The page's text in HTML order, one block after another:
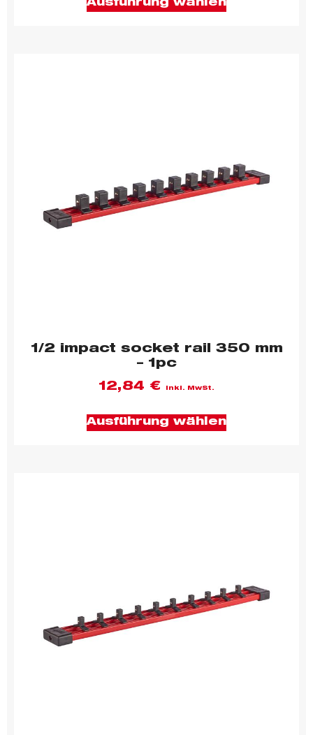
Ausführung wählen
1/2 impact socket rail 350 mm
– 1pc
12,84 € inkl. MwSt.
Ausführung wählen